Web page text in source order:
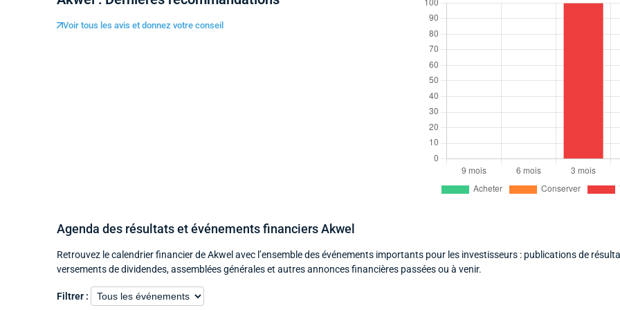
Voir tous les avis et donnez votre conseil
Agenda des résultats et événements financiers Akwel
Retrouvez le calendrier financier de Akwel avec l’ensemble des événements importants pour les investisseurs : publications de
versements de dividendes, assemblées générales et autres annonces financières passées ou à venir.
Filtrer :